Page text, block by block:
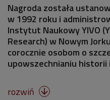
Nagroda została
w 1992 roku i
Instytut Naukowy YIVO
Research) w Nowym
corocznie osobom o
upowszechnianiu
rozwiń 